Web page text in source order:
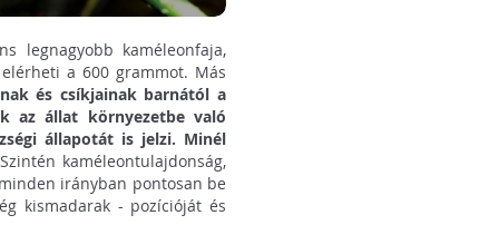
legnagyobb kaméleonfaja,
a 600 grammot. Más
és csíkjainak barnától a
az állat környezetbe való
állapotát is jelzi. Minél
Szintén kaméleontulajdonság,
irányban pontosan be
kismadarak - pozícióját és